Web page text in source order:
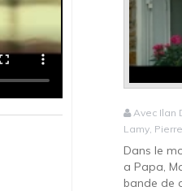
Avec Ilan
Lamy,
Dans le
a Papa,
bande de